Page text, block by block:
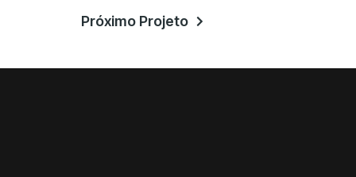
Próximo Projeto 